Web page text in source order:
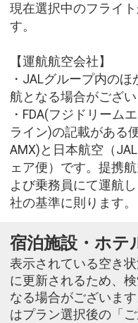
現在選択中のフライ
す。
【運航航空会社】
・JALグループ内の
航となる場合がござい
・FDA(フジドリーム
ライン)の記載がある
AMX)と日本航空（
ェア便）です。提携
よび乗務員にて運航
社の基準に則ります。
宿泊施設・ホテ
表示されている空き
に更新されるため、
なる場合がございま
はプラン選択後の「